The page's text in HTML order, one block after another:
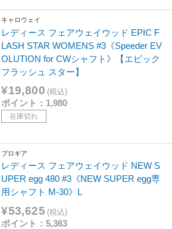
キャロウェイ
レディース フェアウェイウッド EPIC F
LASH STAR WOMENS #3《Speeder EV
OLUTION for CWシャフト》【エピック
フラッシュ スター】
¥19,800 (税込)
ポイント：1,980
在庫切れ
プロギア
レディース フェアウェイウッド NEW S
UPER egg 480 #3《NEW SUPER egg専
用シャフト M-30》L
¥53,625 (税込)
ポイント：5,363